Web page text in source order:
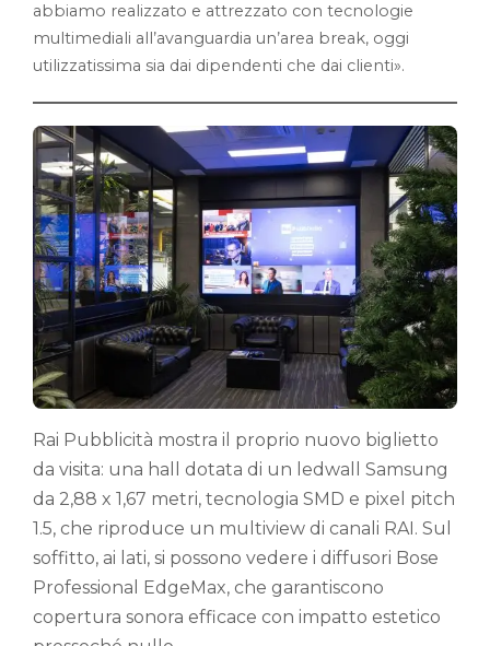
abbiamo realizzato e attrezzato con tecnologie
multimediali all’avanguardia un’area break, oggi
utilizzatissima sia dai dipendenti che dai clienti».
Rai Pubblicità mostra il proprio nuovo biglietto
da visita: una hall dotata di un ledwall Samsung
da 2,88 x 1,67 metri, tecnologia SMD e pixel pitch
1.5, che riproduce un multiview di canali RAI. Sul
soffitto, ai lati, si possono vedere i diffusori Bose
Professional EdgeMax, che garantiscono
copertura sonora efficace con impatto estetico